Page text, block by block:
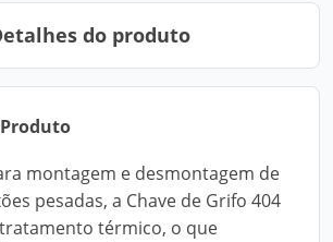
do produto
montagem e desmontagem de
pesadas, a Chave de Grifo 404
térmico, o que